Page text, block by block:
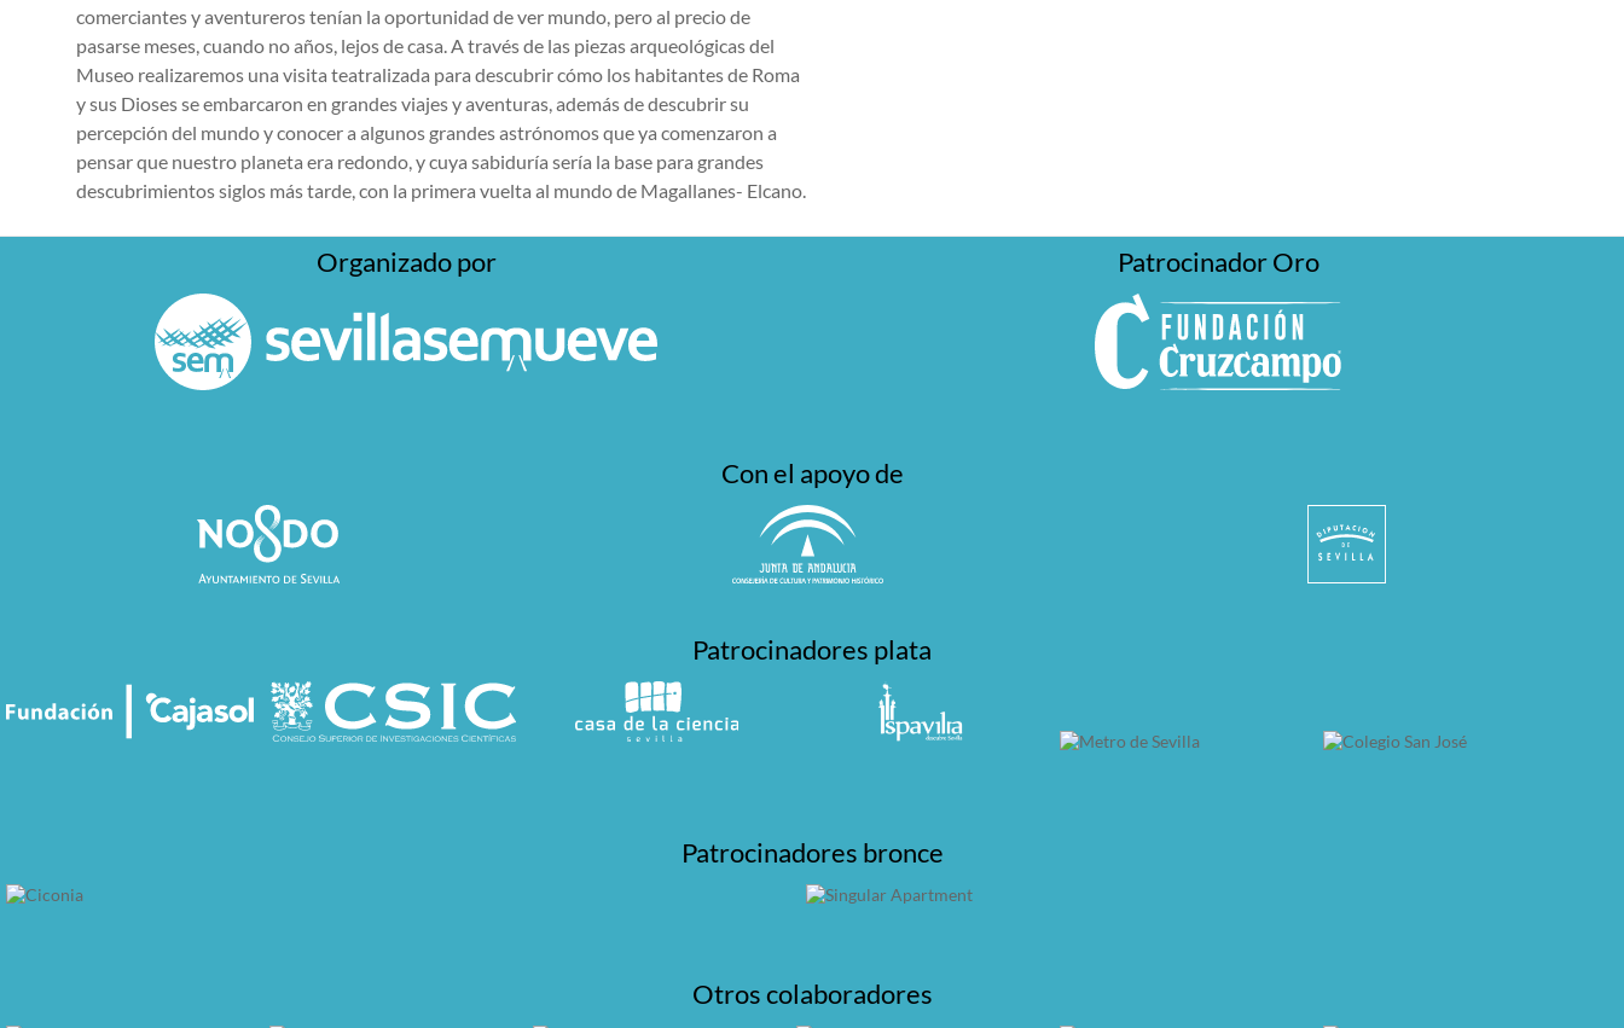
comerciantes y aventureros tenían la oportunidad de ver mundo, pero al precio de
pasarse meses, cuando no años, lejos de casa. A través de las piezas arqueológicas del
Museo realizaremos una visita teatralizada para descubrir cómo los habitantes de Roma
y sus Dioses se embarcaron en grandes viajes y aventuras, además de descubrir su
percepción del mundo y conocer a algunos grandes astrónomos que ya comenzaron a
pensar que nuestro planeta era redondo, y cuya sabiduría sería la base para grandes
descubrimientos siglos más tarde, con la primera vuelta al mundo de Magallanes- Elcano.
Organizado por Patrocinador Oro
Con el apoyo de
Patrocinadores plata
Patrocinadores bronce
Otros colaboradores